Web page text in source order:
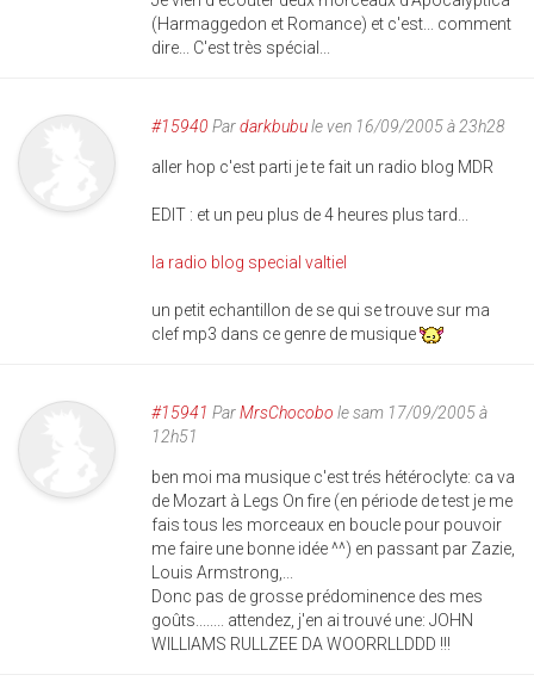
(Harmaggedon et Romance) et c'est... comment
dire... C'est très spécial...
#15940 Pardarkbubule ven 16/09/2005 à 23h28
aller hop c'est parti je te fait un radio blog MDR
EDIT : et un peu plus de 4 heures plus tard...
la radio blog special valtiel
un petit echantillon de se qui se trouve sur ma
clef mp3 dans ce genre de musique
#15941 ParMrsChocobo le sam 17/09/2005 à
12h51
ben moi ma musique c'est trés hétéroclyte: ca va
de Mozart à Legs On fire (en période de test je me
fais tous les morceaux en boucle pour pouvoir
me faire une bonne idée ^^) en passant par Zazie,
Louis Armstrong,...
Donc pas de grosse prédominence des mes
goûts........ attendez, j'en ai trouvé une: JOHN
WILLIAMS RULLZEE DA WOORRLLDDD !!!